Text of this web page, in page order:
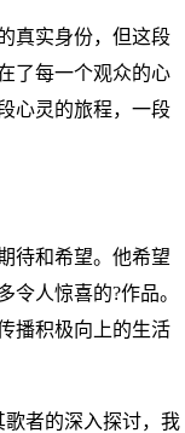
真实身份，但这段
了每一个观众的心
心灵的旅程，一段
待和希望。他希望
令人惊喜的?作品。
播积极向上的生活
者的深入探讨，我